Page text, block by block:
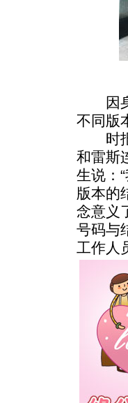
因身
不同版
时报
和雷斯
生说：
版本的
念意义
号码与
工作人